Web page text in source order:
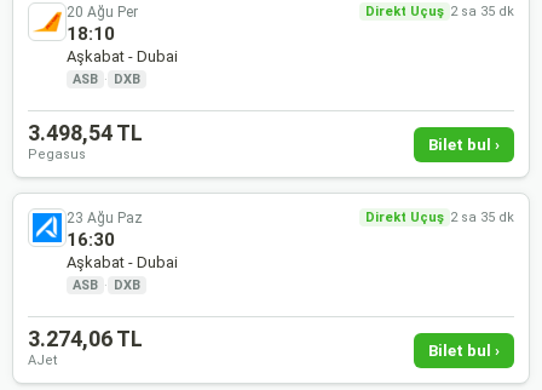
20 Ağu Per Direkt Uçuş 2 sa 35 dk
18:10
Aşkabat - Dubai
ASB · DXB
3.498,54 TL
Pegasus
Bilet bul ›
23 Ağu Paz Direkt Uçuş 2 sa 35 dk
16:30
Aşkabat - Dubai
ASB · DXB
3.274,06 TL
AJet
Bilet bul ›